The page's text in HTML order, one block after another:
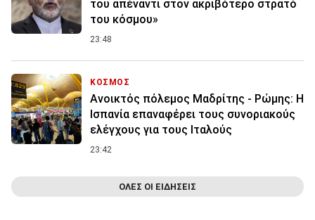
του απέναντι στον ακριβότερο στρατό
του κόσμου»
23:48
ΚΟΣΜΟΣ
Ανοικτός πόλεμος Μαδρίτης - Ρώμης: Η
Ισπανία επαναφέρει τους συνοριακούς
ελέγχους για τους Ιταλούς
23:42
ΟΛΕΣ ΟΙ ΕΙΔΗΣΕΙΣ